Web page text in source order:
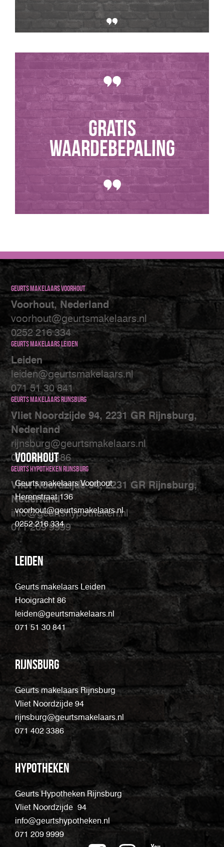
GRATIS
WAARDEBEPALING
Geurts makelaars Voorhout
Voorhout, Nederland
voorhout@geurtsmakelaars.nl
0252 216 334
Geurts makelaars Leiden
Leiden
leiden@geurtsmakelaars.nl
071 51 30 841
Geurts makelaars Rijnsburg
Vliet Noordzijde 94, 2231 GR Rijnsburg,
Nederland
rijnsburg@geurtsmakelaars.nl
071 402 3386
Geurts Hypotheken Rijnsburg
Vliet Noordzijde 94, 2231 GR Rijnsburg,
Nederland
info@geurtshypotheken.nl
071 209 9999
Voorhout
Geurts makelaars Voorhout
Herenstraat 136
voorhout@geurtsmakelaars.nl
0252 216 334
Leiden
Geurts makelaars Leiden
Hooigracht 86
leiden@geurtsmakelaars.nl
071 51 30 841
Rijnsburg
Geurts makelaars Rijnsburg
Vliet Noordzijde 94
rijnsburg@geurtsmakelaars.nl
071 402 3386
Hypotheken
Geurts Hypotheken Rijnsburg
Vliet Noordzijde 94
info@geurtshypotheken.nl
071 209 9999